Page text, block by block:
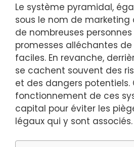
Le système pyramidal,
sous le nom de marketing
de nombreuses
promesses alléchantes
faciles. En revanche,
se cachent souvent des
et des dangers potentiels.
fonctionnement de ces
capital pour éviter les
légaux qui y sont associés.